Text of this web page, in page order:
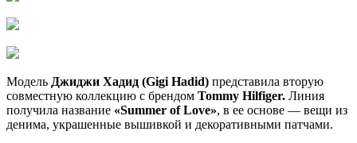
Модель Джиджи Хадид (Gigi Hadid) представила вторую
совместную коллекцию с брендом Tommy Hilfiger. Линия
получила название «Summer of Love», в ее основе — вещи из
денима, украшенные вышивкой и декоративными патчами.